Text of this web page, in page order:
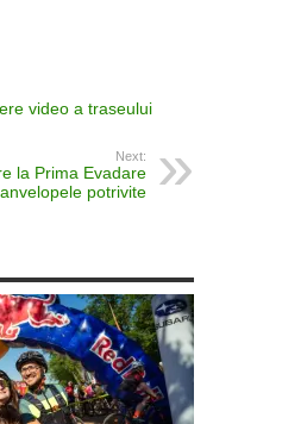
video a traseului
Next:
la Prima Evadare
potrivite